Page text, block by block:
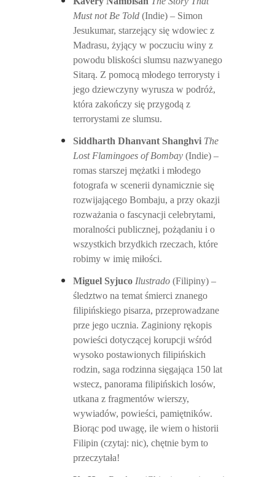
Must not Be Told (Indie) – Simon
Jesukumar, starzejący się wdowiec z
Madrasu, żyjący w poczuciu winy z
powodu bliskości slumsu nazwyanego
Sitarą. Z pomocą młodego terrorysty i
jego dziewczyny wyrusza w podróż,
która zakończy się przygodą z
terrorystami ze slumsu.
Siddharth Dhanvant Shanghvi The
Lost Flamingoes of Bombay (Indie) –
romas starszej mężatki i młodego
fotografa w scenerii dynamicznie się
rozwijającego Bombaju, a przy okazji
rozważania o fascynacji celebrytami,
moralności publicznej, pożądaniu i o
wszystkich brzydkich rzeczach, które
robimy w imię miłości.
Miguel Syjuco Ilustrado (Filipiny) –
śledztwo na temat śmierci znanego
filipińskiego pisarza, przeprowadzane
prze jego ucznia. Zaginiony rękopis
powieści dotyczącej korupcji wśród
wysoko postawionych filipińskich
rodzin, saga rodzinna sięgająca 150 lat
wstecz, panorama filipińskich losów,
utkana z fragmentów wierszy,
wywiadów, powieści, pamiętników.
Biorąc pod uwagę, ile wiem o historii
Filipin (czytaj: nic), chętnie bym to
przeczytała!